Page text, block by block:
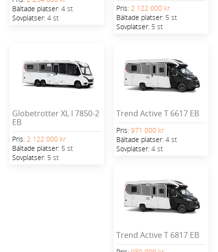
Bältade platser: 4 st
Sovplatser: 4 st
Pris: 2 122 000 kr
Bältade platser: 5 st
Sovplatser: 5 st
Globetrotter XL I 7850-2
EB
Pris: 2 122 000 kr
Bältade platser: 5 st
Sovplatser: 5 st
Trend Active T 6617 EB
Pris: 971 000 kr
Bältade platser: 4 st
Sovplatser: 4 st
Trend Active T 6817 EB